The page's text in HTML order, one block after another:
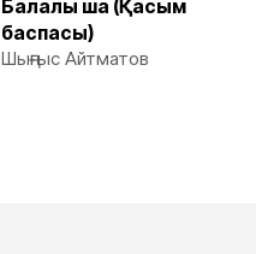
Балалық шақ (Қасым
баспасы)
Шыңғыс Айтматов